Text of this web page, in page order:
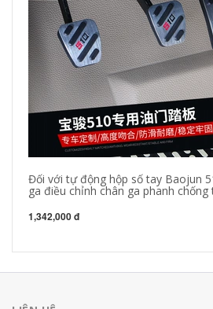
Đối với tự động hộp số tay Baojun
ga điều chỉnh chân ga phanh
1,342,000 đ